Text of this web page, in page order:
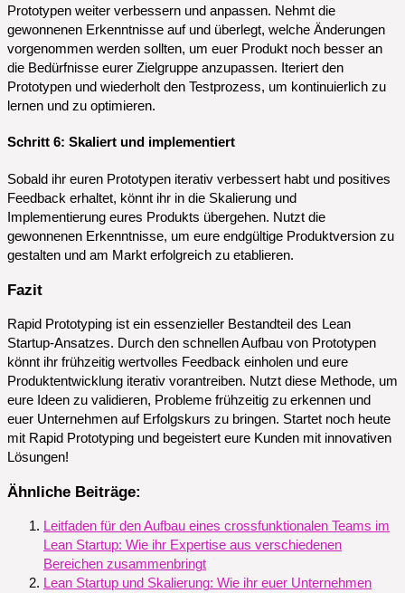
Prototypen weiter verbessern und anpassen. Nehmt die
gewonnenen Erkenntnisse auf und überlegt, welche Änderungen
vorgenommen werden sollten, um euer Produkt noch besser an
die Bedürfnisse eurer Zielgruppe anzupassen. Iteriert den
Prototypen und wiederholt den Testprozess, um kontinuierlich zu
lernen und zu optimieren.
Schritt 6: Skaliert und implementiert
Sobald ihr euren Prototypen iterativ verbessert habt und positives
Feedback erhaltet, könnt ihr in die Skalierung und
Implementierung eures Produkts übergehen. Nutzt die
gewonnenen Erkenntnisse, um eure endgültige Produktversion zu
gestalten und am Markt erfolgreich zu etablieren.
Fazit
Rapid Prototyping ist ein essenzieller Bestandteil des Lean
Startup-Ansatzes. Durch den schnellen Aufbau von Prototypen
könnt ihr frühzeitig wertvolles Feedback einholen und eure
Produktentwicklung iterativ vorantreiben. Nutzt diese Methode, um
eure Ideen zu validieren, Probleme frühzeitig zu erkennen und
euer Unternehmen auf Erfolgskurs zu bringen. Startet noch heute
mit Rapid Prototyping und begeistert eure Kunden mit innovativen
Lösungen!
Ähnliche Beiträge:
Leitfaden für den Aufbau eines crossfunktionalen Teams im
Lean Startup: Wie ihr Expertise aus verschiedenen
Bereichen zusammenbringt
Lean Startup und Skalierung: Wie ihr euer Unternehmen